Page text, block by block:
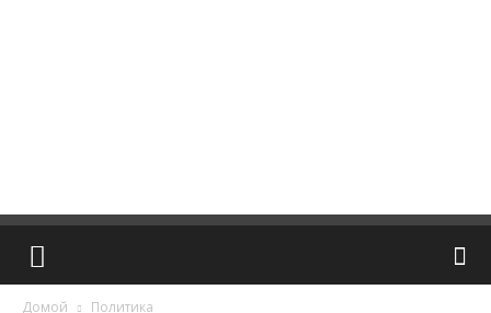
Домой Политика